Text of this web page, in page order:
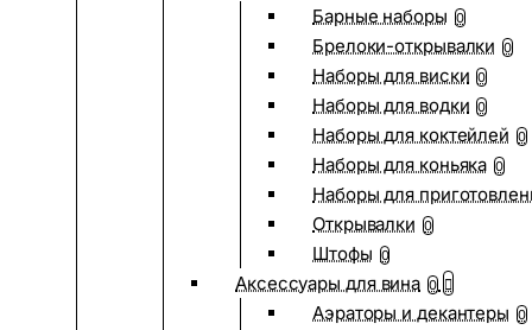
Барные наборы 0
Брелоки-открывалки 0
Наборы для виски 0
Наборы для водки 0
Наборы для коктейлей 0
Наборы для коньяка 0
Наборы для
Открывалки 0
Штофы 0
Аксессуары для вина 0
Аэраторы и декантеры 0